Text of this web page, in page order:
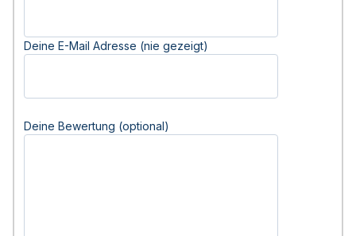
Deine E-Mail Adresse (nie gezeigt)
Deine Bewertung (optional)